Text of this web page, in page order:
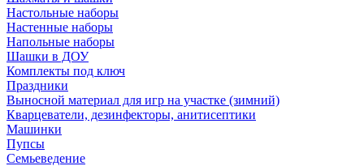
Настольные наборы
Настенные наборы
Напольные наборы
Шашки в ДОУ
Комплекты под ключ
Праздники
Выносной материал для игр на участке (зимний)
Кварцеватели, дезинфекторы, анитисептики
Машинки
Пупсы
Семьеведение